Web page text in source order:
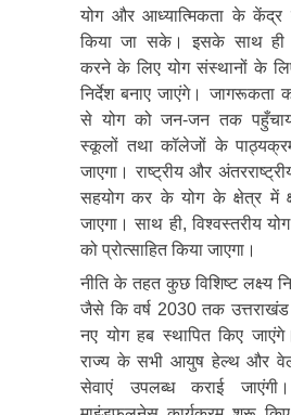
योग और आध्यात्मिकता के
किया जा सके। इसके साथ ही
करने के लिए योग संस्थानों के
निर्देश बनाए जाएंगे। जागरूकता
से योग को जन-जन तक
स्कूलों तथा कॉलेजों के
जाएगा। राष्ट्रीय और
सहयोग कर के योग के क्षेत्र में
जाएगा। साथ ही, विश्वस्तरीय
को प्रोत्साहित किया जाएगा।
नीति के तहत कुछ विशिष्ट लक्ष्य
जैसे कि वर्ष 2030 तक
नए योग हब स्थापित किए
राज्य के सभी आयुष हेल्थ और
सेवाएं उपलब्ध कराई जाएंगी।